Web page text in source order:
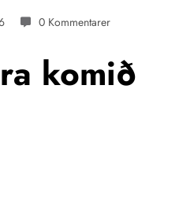
0 Kommentarer
komið